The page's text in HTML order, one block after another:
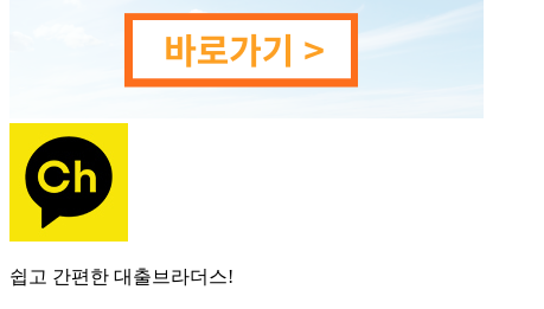
쉽고 간편한 대출브라더스!